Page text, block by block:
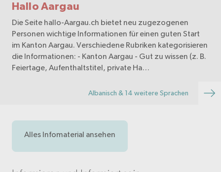
Hallo Aargau
Die Seite hallo-Aargau.ch bietet neu zugezogenen
Personen wichtige Informationen für einen guten Start
im Kanton Aargau. Verschiedene Rubriken kategorisieren
die Informationen: - Kanton Aargau - Gut zu wissen (z. B.
Feiertage, Aufenthaltstitel, private Ha…
Albanisch & 14 weitere Sprachen
Alles Infomaterial ansehen